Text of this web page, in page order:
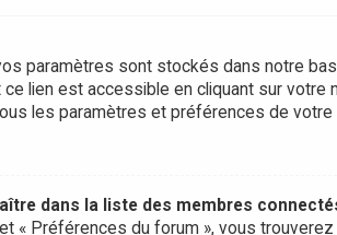
paramètres sont stockés dans notre
lien est accessible en cliquant sur votre
les paramètres et préférences de votre
dans la liste des membres
« Préférences du forum », vous trouverez